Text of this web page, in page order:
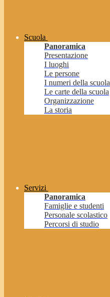
Scuola
Panoramica
Presentazione
I luoghi
Le persone
I numeri della scuola
Le carte della scuola
Organizzazione
La storia
Servizi
Panoramica
Famiglie e studenti
Personale scolastico
Percorsi di studio